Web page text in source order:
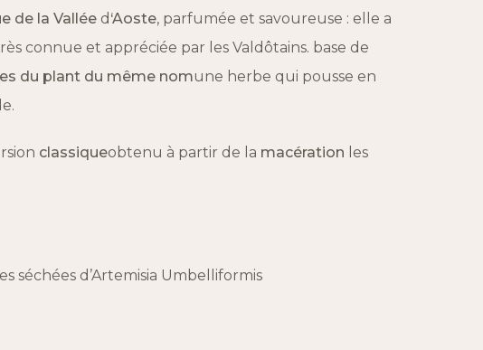
de la Vallée d ‘Aoste, parfumée et savoureuse : elle a
connue et appréciée par les Valdôtains. base de
du plant du même nomune herbe qui pousse en
classiqueobtenu à partir de la macération les
séchées d’Artemisia Umbelliformis